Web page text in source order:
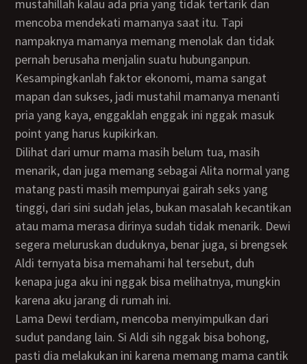
mustahillah kalau ada pria yang tidak tertarik dan
mencoba mendekati mamanya saat itu. Tapi
nampaknya mamanya memang menolak dan tidak
pernah berusaha menjalin suatu hubunganpun.
Kesampingkanlah faktor ekonomi, mama sangat
mapan dan sukses, jadi mustahil mamanya menanti
pria yang kaya, enggaklah enggak ini nggak masuk
point yang harus kupikirkan.
Dilihat dari umur mama masih belum tua, masih
menarik, dan juga memang sebagai Alita normal yang
matang pasti masih mempunyai gairah seks yang
tinggi, dari sini sudah jelas, bukan masalah kecantikan
atau mama merasa dirinya sudah tidak menarik. Dewi
segera meluruskan duduknya, benar juga, si brengsek
Aldi ternyata bisa memahami hal tersebut, duh
kenapa juga aku ini nggak bisa melihatnya, mungkin
karena aku jarang di rumah ini.
Lama Dewi terdiam, mencoba menyimpulkan dari
sudut pandang lain. Si Aldi sih nggak bisa bohong,
pasti dia melakukan ini karena memang mama cantik